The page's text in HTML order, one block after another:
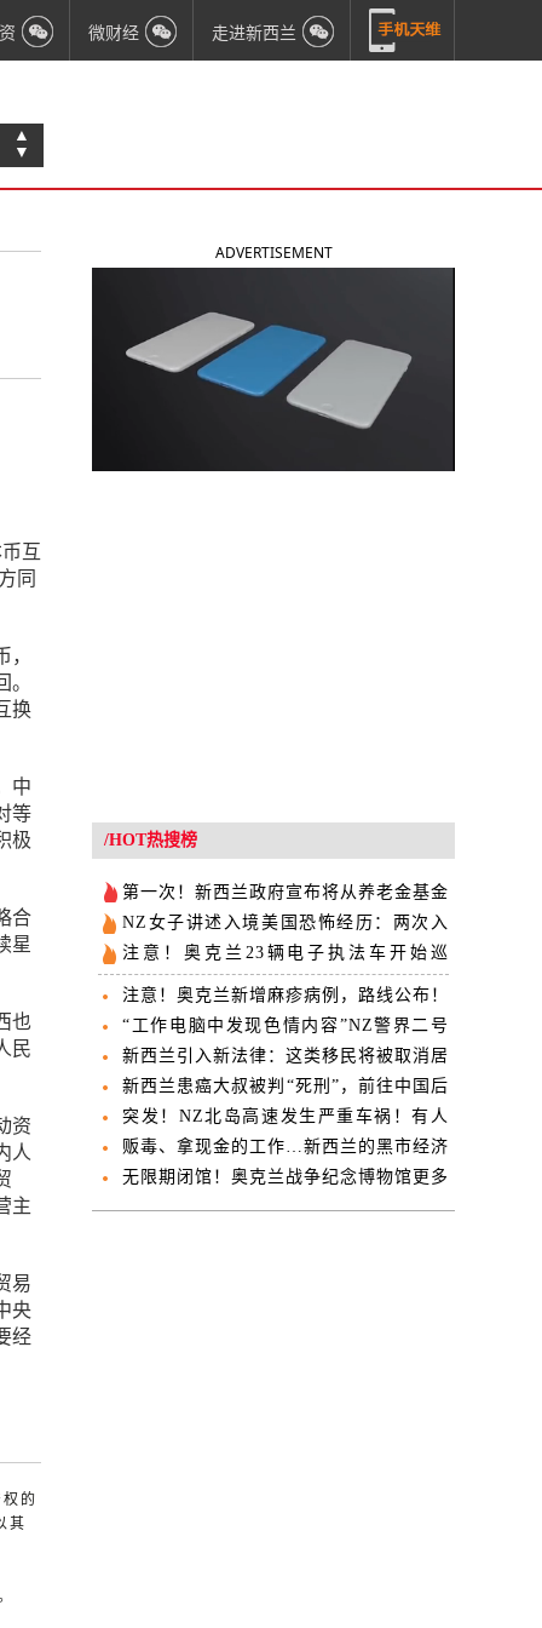
微财经 走进新西兰
▲
▼
互
同
换
中
等
极
合
星
也
民
资
人
主
易
央
经
的
其
ADVERTISEMENT
/HOT热搜榜
第一次！新西兰政府宣布将从养老金基金
中“提现”
NZ女子讲述入境美国恐怖经历：两次入
境时被拘留，官员特别凶
注意！奥克兰23辆电子执法车开始巡
街，拍违停车牌！“重点盯通勤族！”
注意！奥克兰新增麻疹病例，路线公布！
“工作电脑中发现色情内容”NZ警界二号
人物辞职原因曝光
新西兰引入新法律：这类移民将被取消居
留签证
新西兰患癌大叔被判“死刑”，前往中国后
重获新生
突发！NZ北岛高速发生严重车祸！有人
重伤，紧急封路！
贩毒、拿现金的工作…新西兰的黑市经济
有多大？
无限期闭馆！奥克兰战争纪念博物馆更多
区域检出石棉